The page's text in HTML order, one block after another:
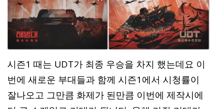
시즌1 때는 UDT가 최종 우승을 차지 했는데요 이
번에 새로운 부대들과 함께 시즌1에서 시청률이
잘나오고 그만큼 화제가 된만큼 이번에 제작시에